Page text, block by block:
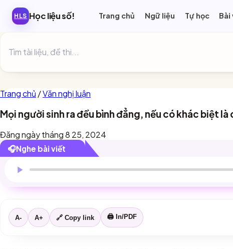
HLS Học liệu số! Ngữ liệu Tự học Bài
Trang chủ /Văn nghị luận
Mọi người sinh ra đều bình đẳng, nếu có khác biệt là
Đăng ngày tháng 8 25, 2024
🎧Nghe bài viết
Trình duyệt này chưa hỗ trợ đọc bài viết.
A- A+ 🔗 Copy link 🖨 In/PDF